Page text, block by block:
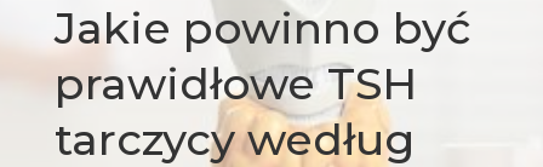
Jakie powinno być
prawidłowe TSH
tarczycy według